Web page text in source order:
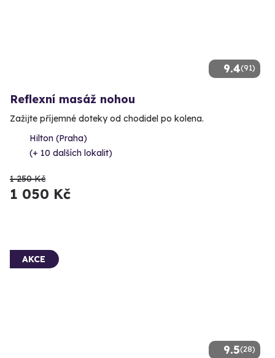
9.4(91)
Reflexní masáž nohou
Zažijte příjemné doteky od chodidel po kolena.
Hilton (Praha)
(+ 10 dalších lokalit)
1 250 Kč
1 050 Kč
9.5(28)
AKCE